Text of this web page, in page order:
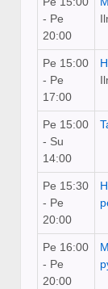
- Pe
20:00
Pe 15:00
- Pe
17:00
Pe 15:00
- Su
14:00
Pe 15:30
- Pe
20:00
Pe 16:00
- Pe
20:00